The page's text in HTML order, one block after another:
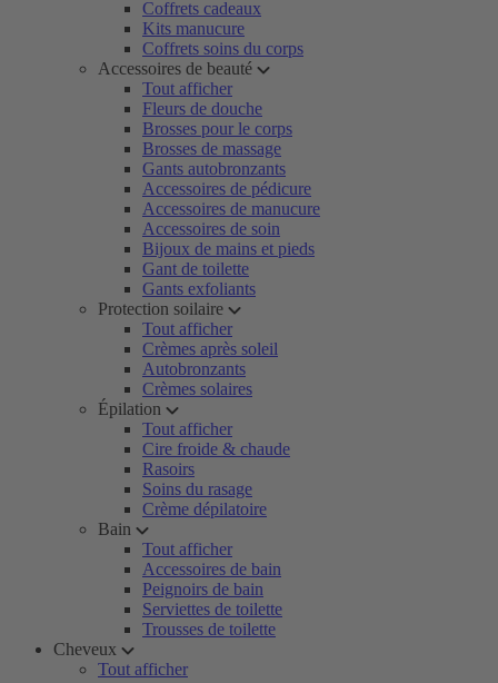
Coffrets cadeaux
Kits manucure
Coffrets soins du corps
Accessoires de beauté
Tout afficher
Fleurs de douche
Brosses pour le corps
Brosses de massage
Gants autobronzants
Accessoires de pédicure
Accessoires de manucure
Accessoires de soin
Bijoux de mains et pieds
Gant de toilette
Gants exfoliants
Protection soilaire
Tout afficher
Crèmes après soleil
Autobronzants
Crèmes solaires
Épilation
Tout afficher
Cire froide & chaude
Rasoirs
Soins du rasage
Crème dépilatoire
Bain
Tout afficher
Accessoires de bain
Peignoirs de bain
Serviettes de toilette
Trousses de toilette
Cheveux
Tout afficher